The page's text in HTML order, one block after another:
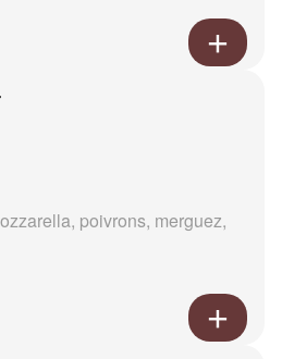
poivrons, merguez,